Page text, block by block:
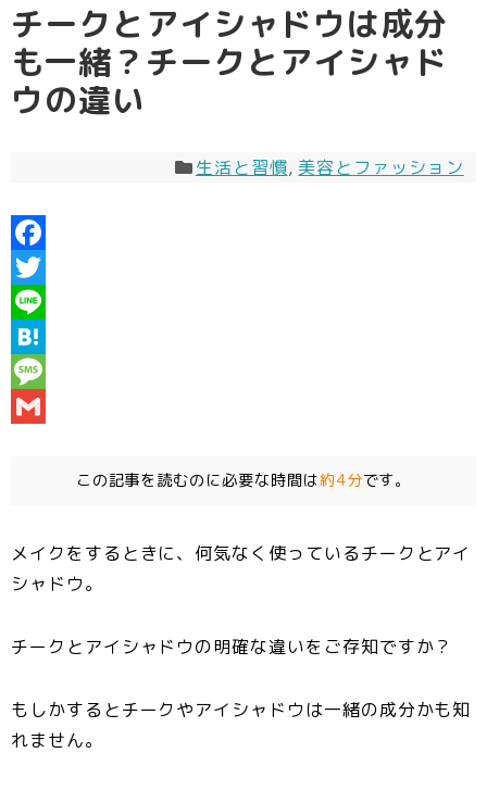
チークとアイシャドウは成分
も一緒？チークとアイシャド
ウの違い
生活と習慣, 美容とファッション
F
a
c
e
b
o
T
w
i
t
t
L
i
n
e
H
a
t
M
g
e
l
この記事を読むのに必要な時間は約4分です。
メイクをするときに、何気なく使っているチークとアイ
シャドウ。
チークとアイシャドウの明確な違いをご存知ですか？
もしかするとチークやアイシャドウは一緒の成分かも知
れません。